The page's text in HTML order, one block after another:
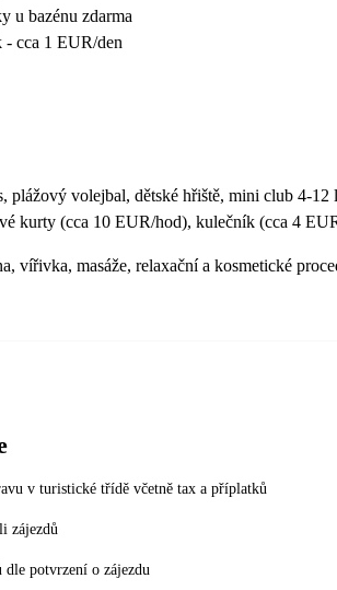
u bazénu zdarma
- cca 1 EUR/den
plážový volejbal, dětské hřiště, mini club 4-12
kurty (cca 10 EUR/hod), kulečník (cca 4
vířivka, masáže, relaxační a kosmetické
v turistické třídě včetně tax a příplatků
zájezdů
dle potvrzení o zájezdu